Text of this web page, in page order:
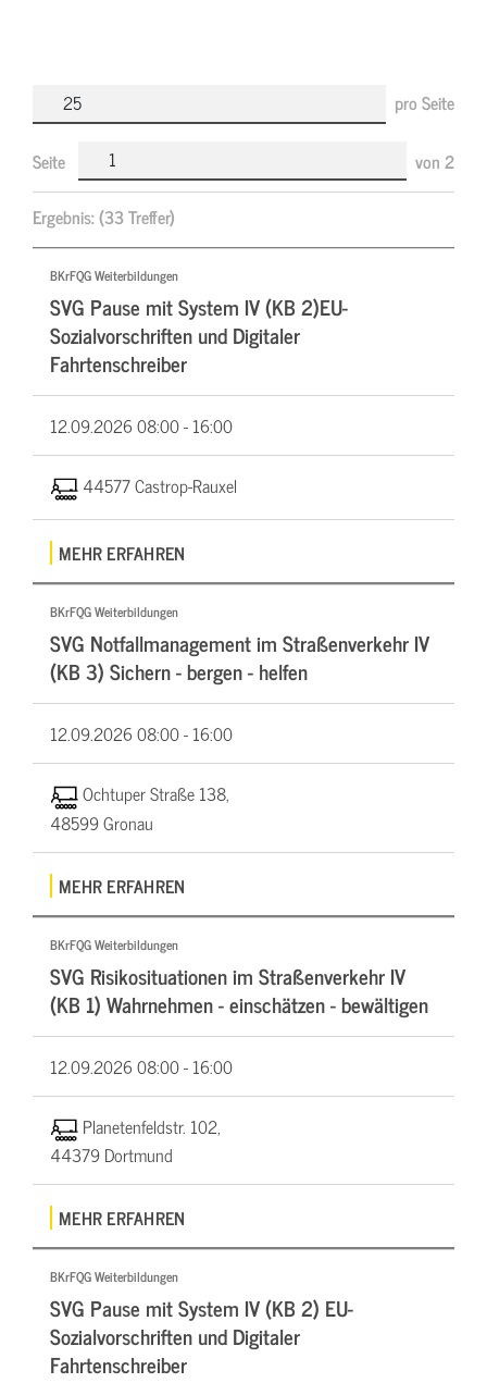
pro Seite
Seite von2
Ergebnis:(33 Treffer)
BKrFQG Weiterbildungen
SVG Pause mit System IV (KB 2)EU-
Sozialvorschriften und Digitaler
Fahrtenschreiber
12.09.202608:00 - 16:00
44577 Castrop-Rauxel
MEHR ERFAHREN
BKrFQG Weiterbildungen
SVG Notfallmanagement im Straßenverkehr IV
(KB 3) Sichern - bergen - helfen
12.09.202608:00 - 16:00
Ochtuper Straße 138,
48599 Gronau
MEHR ERFAHREN
BKrFQG Weiterbildungen
SVG Risikosituationen im Straßenverkehr IV
(KB 1) Wahrnehmen - einschätzen - bewältigen
12.09.202608:00 - 16:00
Planetenfeldstr. 102,
44379 Dortmund
MEHR ERFAHREN
BKrFQG Weiterbildungen
SVG Pause mit System IV (KB 2) EU-
Sozialvorschriften und Digitaler
Fahrtenschreiber